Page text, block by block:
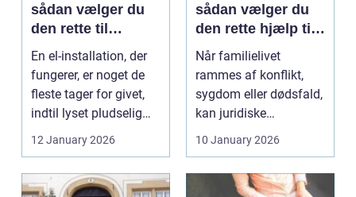
sådan vælger du
den rette til
opgaven
En el-installation, der
fungerer, er noget de
fleste tager for givet,
indtil lyset pludselig
går, el...
12 January 2026
sådan vælger du
den rette hjælp til
familien
Når familielivet
rammes af konflikt,
sygdom eller dødsfald,
kan juridiske
spørgsmål hurtigt
10 January 2026